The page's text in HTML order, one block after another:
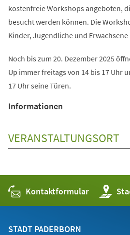
kostenfreie Workshops angeboten,
besucht werden können. Die
Kinder, Jugendliche und
Noch bis zum 20. Dezember 2025
Up immer freitags von 14 bis 17 Uhr
17 Uhr seine Türen.
Informationen
VERANSTALTUNGSORT
Kontaktformular (Öffnet
in
einem
STADT PADERBORN